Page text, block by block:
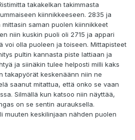
takakelkan takimmasta
kiinnikkeeseen. 2835 ja
saman puolen kiinnikkeet
niin kuskin puoli oli 2715 ja appari
voi olla puoleen ja toiseen. Mittapisteet
pultin kannasta piste lattiaan ja
ja siinäkin tulee helposti milli kaks
takapyörät keskenäänn niin ne
saanut mitattua, että onko se vaan
Silmällä kun katsoo niin näyttää,
on se sentin aurauksella.
muuten keskilinjaan nähden puolen